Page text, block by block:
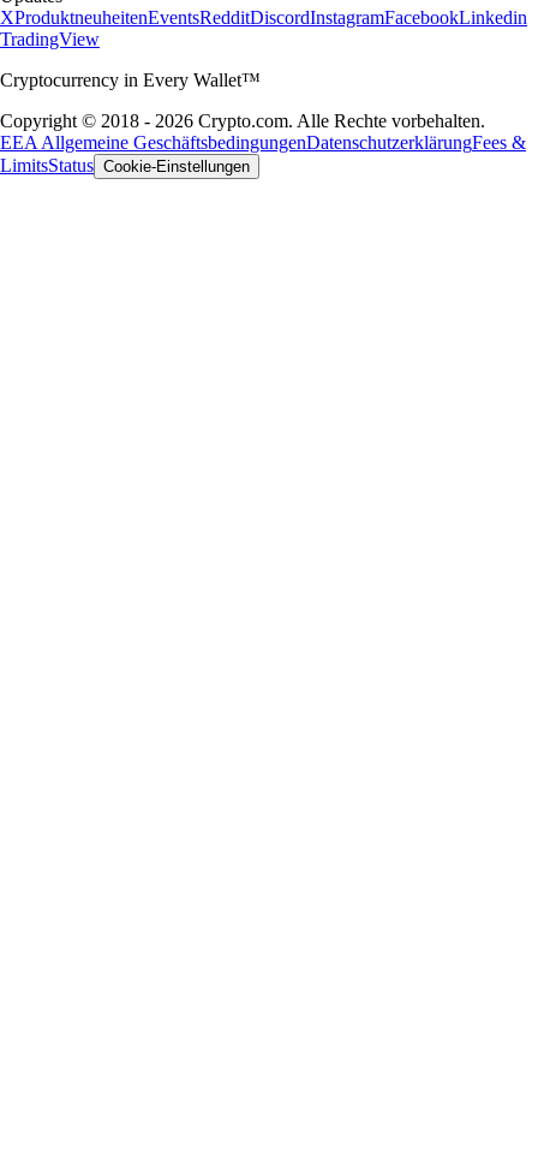
XProduktneuheitenEventsRedditDiscordInstagramFacebookLinkedin
TradingView
Cryptocurrency in Every Wallet™
Copyright © 2018 - 2026 Crypto.com. Alle Rechte vorbehalten.
EEA Allgemeine GeschäftsbedingungenDatenschutzerklärungFees &
LimitsStatus Cookie-Einstellungen